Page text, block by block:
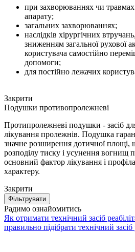
при захворюваннях чи
апарату;
загальних захворюваннях;
наслідків хірургічних
зниженням загальної рухової
користувача самостійно
допомоги;
для постійно лежачих
Закрити
Подушки противопролежневі
Протипролежневі подушки - засіб
лікування пролежнів. Подушка
значне розширення дотичної площі,
розподілу тиску і усунення вогнищ
основний фактор лікування і
характеру.
Закрити
Фільтрувати
Радимо ознайомитись
Як отримати технічний засіб
правильно підібрати технічний засіб